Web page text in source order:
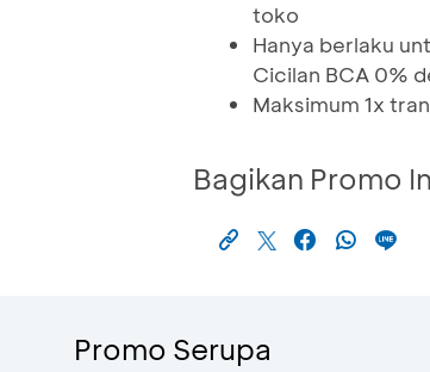
toko
Hanya berlaku
Cicilan BCA 0%
Maksimum 1x
Bagikan Promo
Promo Serupa